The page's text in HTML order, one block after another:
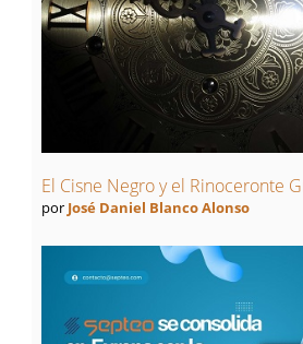
El Cisne Negro y el Rinoceronte
por José Daniel Blanco Alonso